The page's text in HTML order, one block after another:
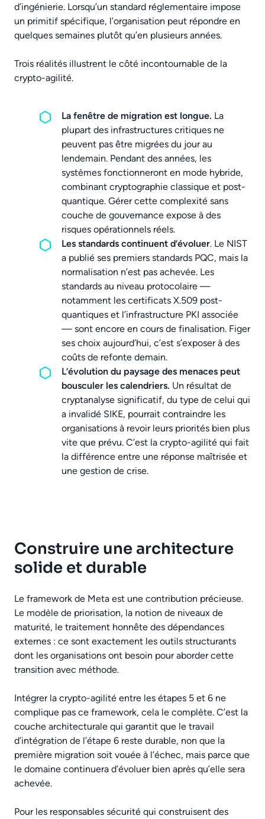
d’ingénierie. Lorsqu’un standard réglementaire impose
un primitif spécifique, l’organisation peut répondre en
quelques semaines plutôt qu’en plusieurs années.
Trois réalités illustrent le côté incontournable de la
crypto-agilité.
La fenêtre de migration est longue. La
plupart des infrastructures critiques ne
peuvent pas être migrées du jour au
lendemain. Pendant des années, les
systèmes fonctionneront en mode hybride,
combinant cryptographie classique et post-
quantique. Gérer cette complexité sans
couche de gouvernance expose à des
risques opérationnels réels.
Les standards continuent d’évoluer. Le NIST
a publié ses premiers standards PQC, mais la
normalisation n’est pas achevée. Les
standards au niveau protocolaire —
notamment les certificats X.509 post-
quantiques et l’infrastructure PKI associée
— sont encore en cours de finalisation. Figer
ses choix aujourd’hui, c’est s’exposer à des
coûts de refonte demain.
L’évolution du paysage des menaces peut
bousculer les calendriers. Un résultat de
cryptanalyse significatif, du type de celui qui
a invalidé SIKE, pourrait contraindre les
organisations à revoir leurs priorités bien plus
vite que prévu. C’est la crypto-agilité qui fait
la différence entre une réponse maîtrisée et
une gestion de crise.
Construire une architecture
solide et durable
Le framework de Meta est une contribution précieuse.
Le modèle de priorisation, la notion de niveaux de
maturité, le traitement honnête des dépendances
externes : ce sont exactement les outils structurants
dont les organisations ont besoin pour aborder cette
transition avec méthode.
Intégrer la crypto-agilité entre les étapes 5 et 6 ne
complique pas ce framework, cela le complète. C’est la
couche architecturale qui garantit que le travail
d’intégration de l’étape 6 reste durable, non que la
première migration soit vouée à l’échec, mais parce que
le domaine continuera d’évoluer bien après qu’elle sera
achevée.
Pour les responsables sécurité qui construisent des